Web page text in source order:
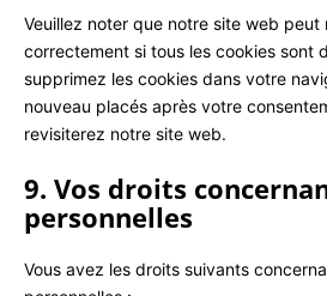
Veuillez noter que notre site web peut
correctement si tous les cookies sont
supprimez les cookies dans votre
nouveau placés après votre
revisiterez notre site web.
9. Vos droits
personnelles
Vous avez les droits suivants